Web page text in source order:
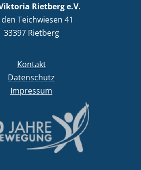
Rietberg e.V.
Teichwiesen 41
33397 Rietberg
Kontakt
Datenschutz
Impressum